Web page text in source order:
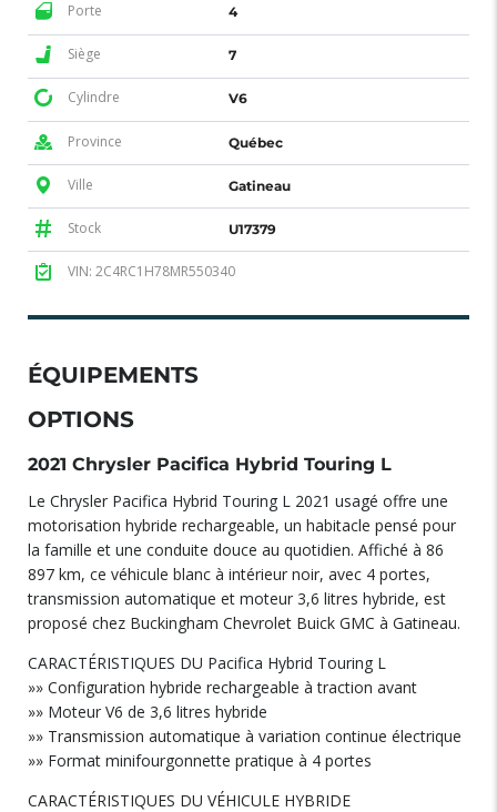
Porte 4
Siège 7
Cylindre V6
Province Québec
Ville Gatineau
Stock U17379
VIN: 2C4RC1H78MR550340
ÉQUIPEMENTS
OPTIONS
2021 Chrysler Pacifica Hybrid Touring L
Le Chrysler Pacifica Hybrid Touring L 2021 usagé offre une
motorisation hybride rechargeable, un habitacle pensé pour
la famille et une conduite douce au quotidien. Affiché à 86
897 km, ce véhicule blanc à intérieur noir, avec 4 portes,
transmission automatique et moteur 3,6 litres hybride, est
proposé chez Buckingham Chevrolet Buick GMC à Gatineau.
CARACTÉRISTIQUES DU Pacifica Hybrid Touring L
»» Configuration hybride rechargeable à traction avant
»» Moteur V6 de 3,6 litres hybride
»» Transmission automatique à variation continue électrique
»» Format minifourgonnette pratique à 4 portes
CARACTÉRISTIQUES DU VÉHICULE HYBRIDE